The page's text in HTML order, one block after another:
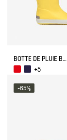
BOTTE DE PLUIE BABY FLAC
+5
-65%